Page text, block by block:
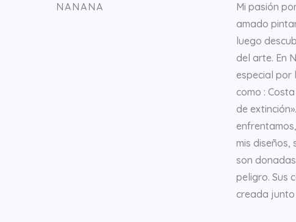
NANANA
Mi pasión
amado
luego
del arte. En
especial por
como :
de
mis diseños,
son
peligro. Sus
creada junto